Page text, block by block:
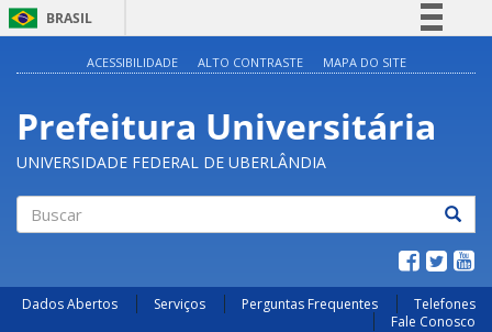
BRASIL
Participe
Acesso à informação
ACESSIBILIDADE ALTO CONTRASTE MAPA DO SITE
Prefeitura Universitária
UNIVERSIDADE FEDERAL DE UBERLÂNDIA
Dados Abertos Serviços Perguntas Frequentes
Telefones
Fale Conosco